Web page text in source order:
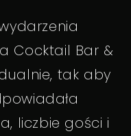
Cocktail Bar &
tak aby
liczbie gości i